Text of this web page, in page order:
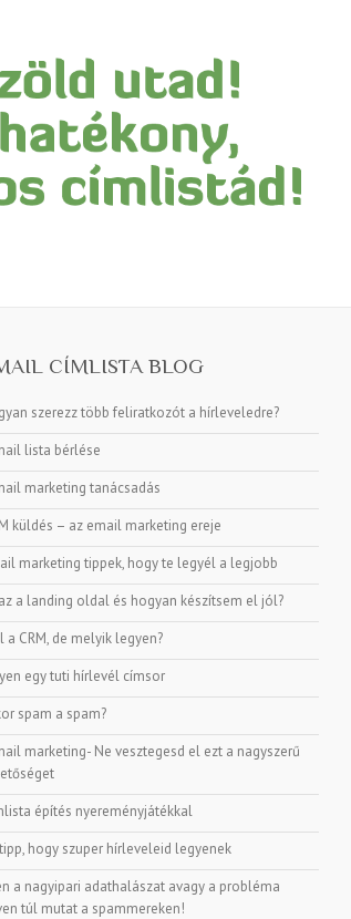
CÍMLISTA BLOG
szerezz több feliratkozót a hírleveledre?
lista bérlése
marketing tanácsadás
küldés – az email marketing ereje
marketing tippek, hogy te legyél a legjobb
a landing oldal és hogyan készítsem el jól?
a CRM, de melyik legyen?
egy tuti hírlevél címsor
spam a spam?
marketing- Ne vesztegesd el ezt a nagyszerű
építés nyereményjátékkal
hogy szuper hírleveleid legyenek
a nagyipari adathalászat avagy a probléma
túl mutat a spammereken!